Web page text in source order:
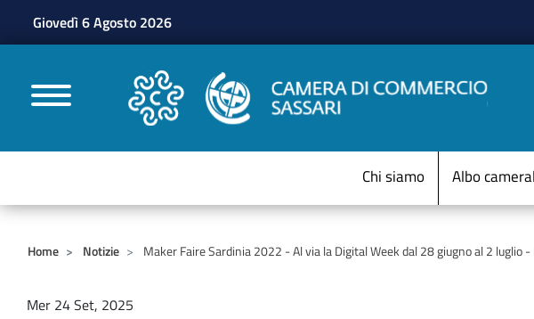
Giovedì 6 Agosto 2026
CAMERE DI COMMERCIO
Chi siamo Albo
Home Notizie Maker Faire Sardinia 2022 - Al via la Digital Week dal 28 giugno al 2 luglio
Mer 24 Set, 2025